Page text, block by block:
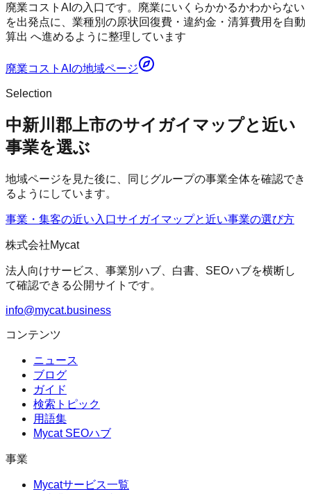
廃業コストAIの入口です。廃業にいくらかかるかわからない
を出発点に、業種別の原状回復費・違約金・清算費用を自動
算出 へ進めるように整理しています
廃業コストAI の地域ページ
Selection
中新川郡上市のサイガイマップと近い
事業を選ぶ
地域ページを見た後に、同じグループの事業全体を確認でき
るようにしています。
事業・集客の近い入口サイガイマップと近い事業の選び方
株式会社Mycat
法人向けサービス、事業別ハブ、白書、SEOハブを横断し
て確認できる公開サイトです。
info@mycat.business
コンテンツ
ニュース
ブログ
ガイド
検索トピック
用語集
Mycat SEOハブ
事業
Mycatサービス一覧